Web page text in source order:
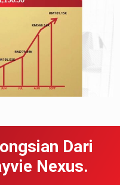
Dari
Nexus.